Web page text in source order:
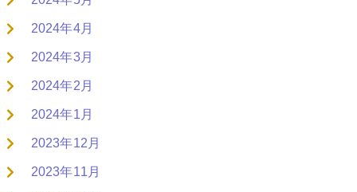
2024年4月
2024年3月
2024年2月
2024年1月
2023年12月
2023年11月